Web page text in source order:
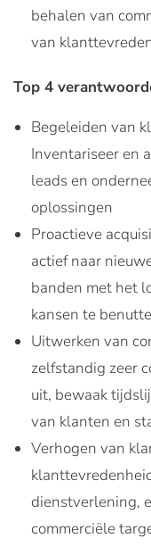
behalen van
van
Top 4
Begeleiden van
Inventariseer en
leads en
oplossingen
Proactieve
actief naar
banden met het
kansen te
Uitwerken van
zelfstandig zeer
uit, bewaak
van klanten en
Verhogen van
dienstverlening,
commerciële